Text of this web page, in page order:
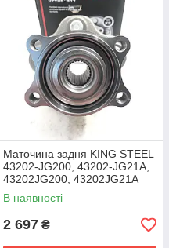
Маточина задня KING STEEL
43202-JG200, 43202-JG21A,
43202JG200, 43202JG21A
В наявності
2 697 ₴